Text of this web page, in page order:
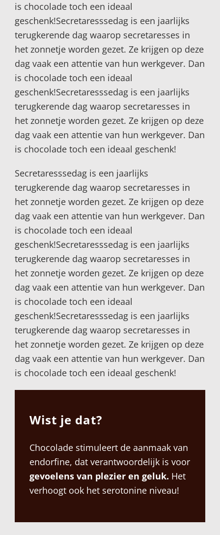
is chocolade toch een ideaal
geschenk!Secretaresssedag is een jaarlijks
terugkerende dag waarop secretaresses in
het zonnetje worden gezet. Ze krijgen op deze
dag vaak een attentie van hun werkgever. Dan
is chocolade toch een ideaal
geschenk!Secretaresssedag is een jaarlijks
terugkerende dag waarop secretaresses in
het zonnetje worden gezet. Ze krijgen op deze
dag vaak een attentie van hun werkgever. Dan
is chocolade toch een ideaal geschenk!
Secretaresssedag is een jaarlijks
terugkerende dag waarop secretaresses in
het zonnetje worden gezet. Ze krijgen op deze
dag vaak een attentie van hun werkgever. Dan
is chocolade toch een ideaal
geschenk!Secretaresssedag is een jaarlijks
terugkerende dag waarop secretaresses in
het zonnetje worden gezet. Ze krijgen op deze
dag vaak een attentie van hun werkgever. Dan
is chocolade toch een ideaal
geschenk!Secretaresssedag is een jaarlijks
terugkerende dag waarop secretaresses in
het zonnetje worden gezet. Ze krijgen op deze
dag vaak een attentie van hun werkgever. Dan
is chocolade toch een ideaal geschenk!
Wist je dat?
Chocolade stimuleert de aanmaak van
endorfine, dat verantwoordelijk is voor
gevoelens van plezier en geluk. Het
verhoogt ook het serotonine niveau!